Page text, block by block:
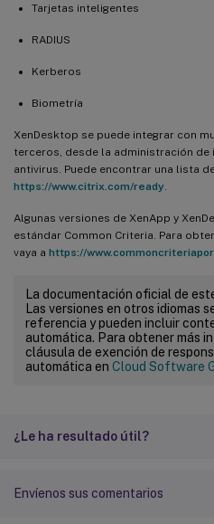
Tarjetas inteligentes
RADIUS
Kerberos
Biometría
XenDesktop se puede integrar con
terceros, desde la administración
antivirus. Puede encontrar una lista
https://www.citrix.com/ready
Algunas versiones de XenApp y
estándar Common Criteria. Para
vaya a https://
La documentación oficial de
Las versiones en otros idiomas
referencia y pueden incluir
automática. Para obtener más
cláusula de exención de
automática en Cloud Software
¿Le ha resultado útil?
Envíenos sus comentarios